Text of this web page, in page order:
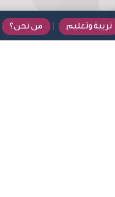
تربية وتعليم من نحن؟